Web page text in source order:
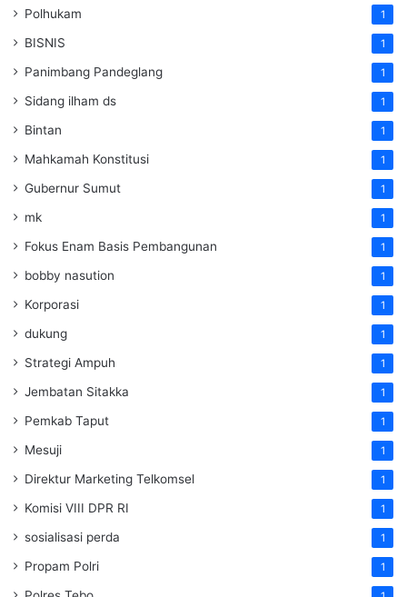
Polhukam 1
BISNIS 1
Panimbang Pandeglang 1
Sidang ilham ds 1
Bintan 1
Mahkamah Konstitusi 1
Gubernur Sumut 1
mk 1
Fokus Enam Basis Pembangunan 1
bobby nasution 1
Korporasi 1
dukung 1
Strategi Ampuh 1
Jembatan Sitakka 1
Pemkab Taput 1
Mesuji 1
Direktur Marketing Telkomsel 1
Komisi VIII DPR RI 1
sosialisasi perda 1
Propam Polri 1